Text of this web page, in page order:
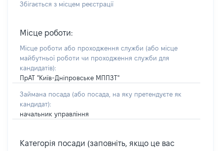
Збігається з місцем реєстрації
Місце роботи:
Місце роботи або проходження служби (або місце
майбутньої роботи чи проходження служби для
кандидатів):
ПрАТ "Київ-Дніпровське МППЗТ"
Займана посада (або посада, на яку претендуєте як
кандидат):
начальник управління
Категорія посади (заповніть, якщо це вас